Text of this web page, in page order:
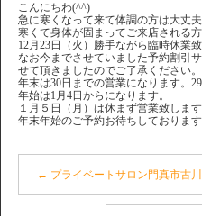
こんにちわ(^^)
急に寒くなって来て体調の方は大丈
寒くて身体が固まってご来店される
12月23日（火）勝手ながら臨時休業
なお今までさせていました予約割引
せて頂きましたのでご了承ください。
年末は30日までの営業になります。
年始は1月4日からになります。
１月５日（月）は休まず営業致します
年末年始のご予約お待ちしておりま
← プライベートサロン門真市古